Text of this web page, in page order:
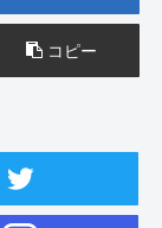
コピー